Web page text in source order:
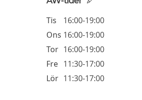
Tis
16:00-19:00
Ons 16:00-19:00
Tor 16:00-19:00
Fre 11:30-17:00
Lör 11:30-17:00